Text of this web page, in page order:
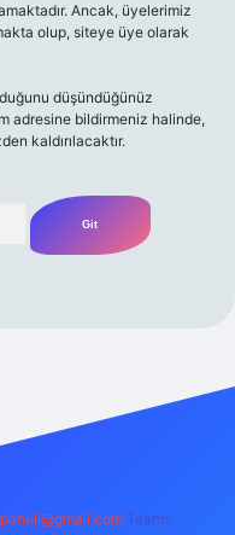
Ancak, üyelerimiz
olup, siteye üye olarak
düşündüğünüz
adresine bildirmeniz halinde,
kaldırılacaktır.
Teams: